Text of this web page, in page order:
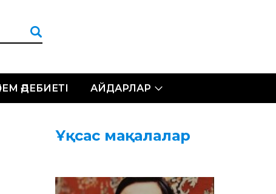
ӘДЕБИЕТІ АЙДАРЛАР
Ұқсас мақалалар